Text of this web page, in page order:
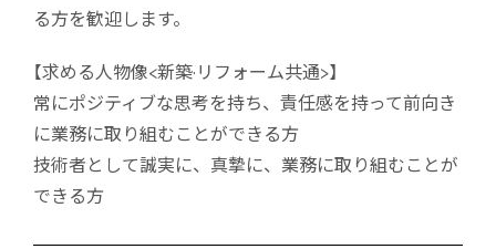
る方を歓迎します。
【求める人物像<新築·リフォーム共通>】
常にポジティブな思考を持ち、責任感を持って前向き
に業務に取り組むことができる方
技術者として誠実に、真摯に、業務に取り組むことが
できる方